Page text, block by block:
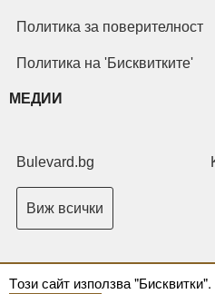
Tози сайт използва "Бисквитки".
Политика за поверителност
Политика на 'Бисквитките'
МЕДИИ
Bulevard.bg
Виж всички